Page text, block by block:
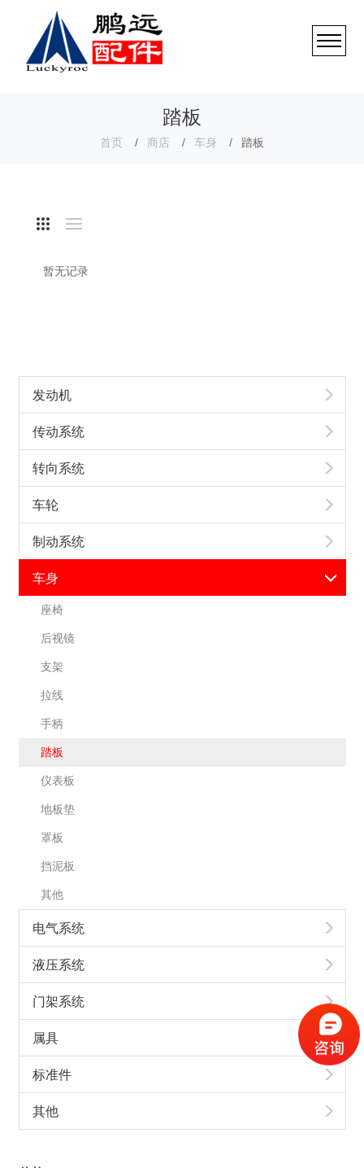
踏板
首页 商店 车身 踏板
发动机
传动系统
转向系统
车轮
制动系统
车身
座椅
后视镜
支架
拉线
手柄
踏板
仪表板
地板垫
罩板
挡泥板
其他
电气系统
液压系统
门架系统
属具
标准件
其他
暂无记录